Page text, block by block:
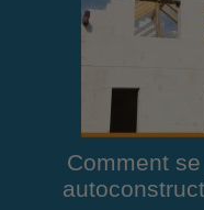
Comment